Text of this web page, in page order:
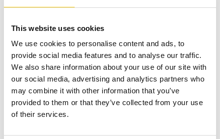
This website uses cookies
We use cookies to personalise content and ads, to
provide social media features and to analyse our traffic.
We also share information about your use of our site with
our social media, advertising and analytics partners who
may combine it with other information that you’ve
provided to them or that they’ve collected from your use
of their services.
Rozšířená lokalizace pomocí RTLS
Když je potřeba vysoce přesné určení polohy
Location Systems) lokalizátory. Tyto systémy
představují výkonné rozšíření k našemu stávajícímu
RFID řešení a poskytují nadstandardní přesnost při
určování polohy.
RTLS navíc nezajišťuje pouze horizontální pozici ve
skladu, ale poskytuje i informace o výšce – umožňuje